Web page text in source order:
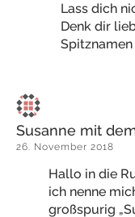
Lass dich
Denk dir
Spitznamen
Susanne mit
26. November 2018
Hallo in die
ich nenne
großspurig